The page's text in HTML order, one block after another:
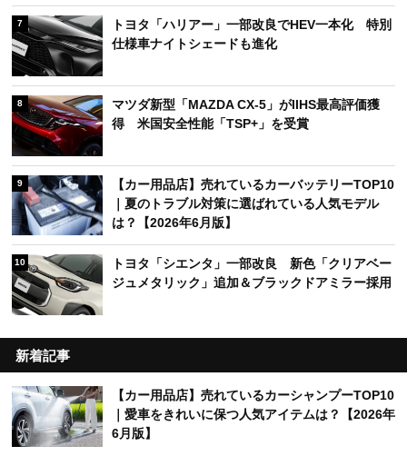
7
トヨタ「ハリアー」一部改良でHEV一本化 特別
仕様車ナイトシェードも進化
8
マツダ新型「MAZDA CX-5」がIIHS最高評価獲
得 米国安全性能「TSP+」を受賞
9
【カー用品店】売れているカーバッテリーTOP10
｜夏のトラブル対策に選ばれている人気モデル
は？【2026年6月版】
10
トヨタ「シエンタ」一部改良 新色「クリアベー
ジュメタリック」追加＆ブラックドアミラー採用
新着記事
【カー用品店】売れているカーシャンプーTOP10
｜愛車をきれいに保つ人気アイテムは？【2026年
6月版】